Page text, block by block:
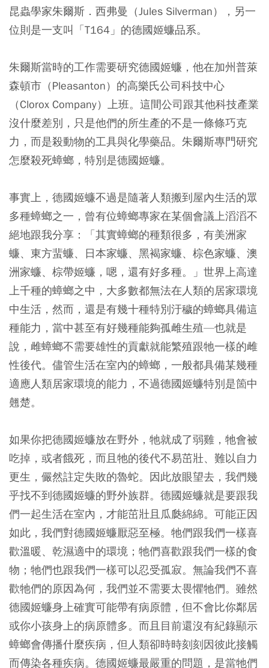
昆蟲學家朱爾斯．西弗曼（Jules Silverman），另一
位則是一支叫「T164」的德國姬蠊品系。
朱爾斯當時的工作需要研究德國姬蠊，他在加州普萊
森頓市（Pleasanton）的高樂氏公司科技中心
（Clorox Company）上班。這間公司跟其他科技產業
沒什麼差別，只是他們的所生產的不是一條條巧克
力，而是殺動物的工具與化學藥品。朱爾斯專門研究
怎麼殺死蟑螂，特別是德國姬蠊。
事實上，德國姬蠊不過是隨著人類搬到屋內生活的眾
多種蟑螂之一，曾有位蟑螂專家在某個會議上滔滔不
絕地跟我分享：「其實蟑螂的種類很多，有美洲家
蠊、東方蜚蠊、日本家蠊、黑褐家蠊、棕色家蠊、澳
洲家蠊、棕帶姬蠊，嗯，還有好多種。」世界上高達
上千種的蟑螂之中，大多數都無法在人類的居家環境
中生活，然而，還是有幾十種特別汙穢的蟑螂具備這
種能力，當中甚至有好幾種能夠孤雌生殖—也就是
說，雌蟑螂不需要雄性的貢獻就能繁殖跟牠一樣的雌
性後代。儘管生活在室內的蟑螂，一般都具備某幾種
適應人類居家環境的能力，不過德國姬蠊特別是箇中
翹楚。
如果你把德國姬蠊放在野外，牠就成了弱雞，牠會被
吃掉，或者餓死，而且牠的後代不易茁壯、難以自力
更生，儼然註定失敗的魯蛇。因此放眼望去，我們幾
乎找不到德國姬蠊的野外族群。德國姬蠊就是要跟我
們一起生活在室內，才能茁壯且瓜瓞綿綿。 可能正因
如此，我們對德國姬蠊厭惡至極。牠們跟我們一樣喜
歡溫暖、乾濕適中的環境；牠們喜歡跟我們一樣的食
物；牠們也跟我們一樣可以忍受孤寂。無論我們不喜
歡牠們的原因為何，我們並不需要太畏懼牠們。雖然
德國姬蠊身上確實可能帶有病原體，但不會比你鄰居
或你小孩身上的病原體多。而且目前還沒有紀錄顯示
蟑螂會傳播什麼疾病，但人類卻時時刻刻因彼此接觸
而傳染各種疾病。德國姬蠊最嚴重的問題，是當牠們